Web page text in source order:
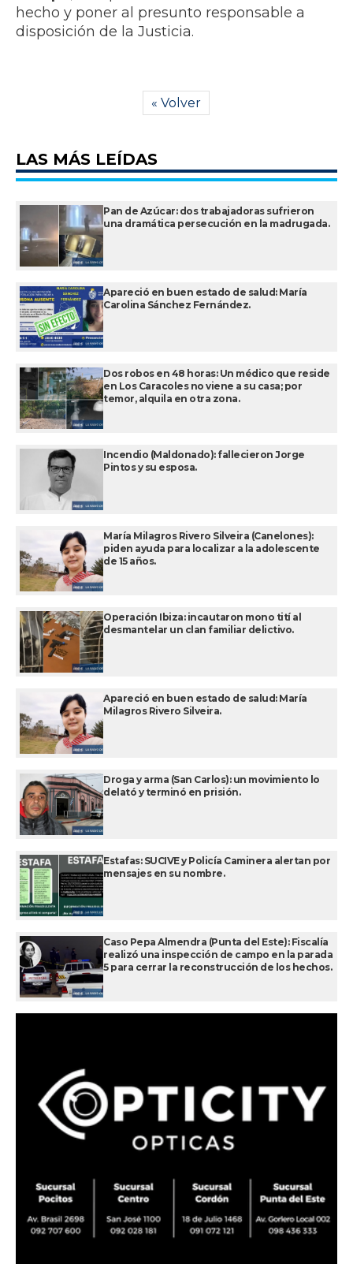
hecho y poner al presunto responsable a
disposición de la Justicia.
« Volver
LAS MÁS LEÍDAS
Pan de Azúcar: dos trabajadoras sufrieron
una dramática persecución en la madrugada.
Apareció en buen estado de salud: María
Carolina Sánchez Fernández.
Dos robos en 48 horas: Un médico que reside
en Los Caracoles no viene a su casa; por
temor, alquila en otra zona.
Incendio (Maldonado): fallecieron Jorge
Pintos y su esposa.
María Milagros Rivero Silveira (Canelones):
piden ayuda para localizar a la adolescente
de 15 años.
Operación Ibiza: incautaron mono tití al
desmantelar un clan familiar delictivo.
Apareció en buen estado de salud: María
Milagros Rivero Silveira.
Droga y arma (San Carlos): un movimiento lo
delató y terminó en prisión.
Estafas: SUCIVE y Policía Caminera alertan por
mensajes en su nombre.
Caso Pepa Almendra (Punta del Este): Fiscalía
realizó una inspección de campo en la parada
5 para cerrar la reconstrucción de los hechos.